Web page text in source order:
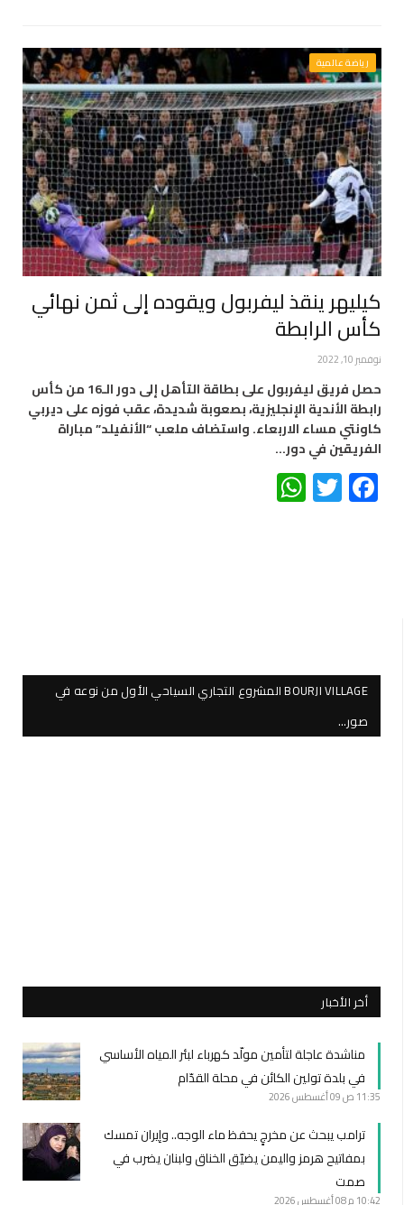
رياضة عالمية
كيليهر ينقذ ليفربول ويقوده إلى ثمن نهائي
كأس الرابطة
نوفمبر 10, 2022
حصل فريق ليفربول على بطاقة التأهل إلى دور الـ16 من كأس
رابطة الأندية الإنجليزية، بصعوبة شديدة، عقب فوزه على ديربي
كاونتي مساء الاربعاء. واستضاف ملعب “الأنفيلد” مباراة
الفريقين في دور…
Facebook
Twitter
BOURJI VILLAGE المشروع التجاري السياحي الأول من نوعه في
صور…
أخر الأخبار
مناشدة عاجلة لتأمين مولّد كهرباء لبئر المياه الأساسي
في بلدة تولين الكائن في محلة القدّام
11:35 ص 09 أغسطس 2026
ترامب يبحث عن مخرجٍ يحفظ ماء الوجه.. وإيران تمسك
بمفاتيح هرمز واليمن يضيّق الخناق ولبنان يضرب في
صمت
10:42 م 08 أغسطس 2026